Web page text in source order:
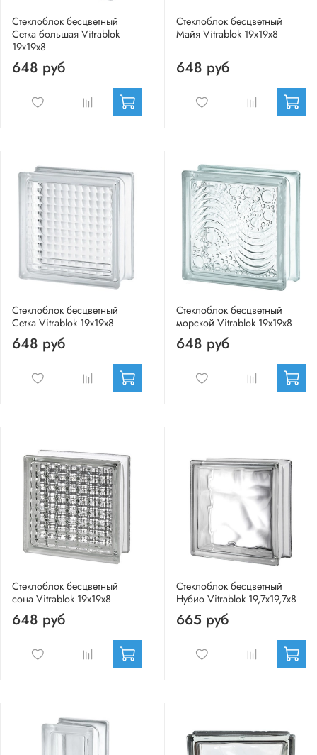
Стеклоблок бесцветный
Сетка большая Vitrablok
19х19х8
648 руб
Стеклоблок бесцветный
Майя Vitrablok 19х19х8
648 руб
Стеклоблок бесцветный
Сетка Vitrablok 19х19х8
648 руб
Стеклоблок бесцветный
морской Vitrablok 19х19х8
648 руб
Стеклоблок бесцветный
сона Vitrablok 19х19х8
648 руб
Стеклоблок бесцветный
Нубио Vitrablok 19,7x19,7x8
665 руб